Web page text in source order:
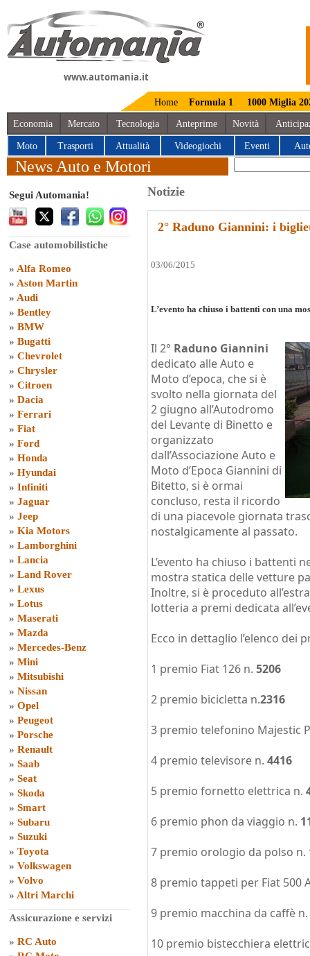
www.automania.it
Home Formula 1 1000 Miglia
Economia Mercato Tecnologia Anteprime Novità
Moto Trasporti Attualità Videogiochi Eventi
News Auto e Motori
Segui Automania!
Case automobilistiche
» Alfa Romeo
» Aston Martin
» Audi
» Bentley
» BMW
» Bugatti
» Chevrolet
» Chrysler
» Citroen
» Dacia
» Ferrari
» Fiat
» Ford
» Honda
» Hyundai
» Infiniti
» Jaguar
» Jeep
» Kia Motors
» Lamborghini
» Lancia
» Land Rover
» Lexus
» Lotus
» Maserati
» Mazda
» Mercedes-Benz
» Mini
» Mitsubishi
» Nissan
» Opel
» Peugeot
» Porsche
» Renault
» Saab
» Seat
» Skoda
» Smart
» Subaru
» Suzuki
» Toyota
» Volkswagen
» Volvo
» Altri Marchi
Assicurazione e servizi
» RC Auto
Notizie
2° Raduno Giannini: i
03/06/2015
L’evento ha chiuso i battenti con una
Il 2° Raduno Giannini
dedicato alle Auto e
Moto d’epoca, che si è
svolto nella giornata del
2 giugno all’Autodromo
del Levante di Binetto e
organizzato
dall’Associazione Auto e
Moto d’Epoca Giannini di
Bitetto, si è ormai
concluso, resta il ricordo
di una piacevole giornata
nostalgicamente al passato.
L’evento ha chiuso i battenti
mostra statica delle vetture
Inoltre, si è proceduto
lotteria a premi dedicata
Ecco in dettaglio l’elenco dei
1 premio Fiat 126 n. 5206
2 premio bicicletta n.2316
3 premio telefonino Majestic
4 premio televisore n. 4416
5 premio fornetto elettrica n.
6 premio phon da viaggio n.
7 premio orologio da polso n.
8 premio tappeti per Fiat 500
9 premio macchina da caffè n.
10 premio bistecchiera